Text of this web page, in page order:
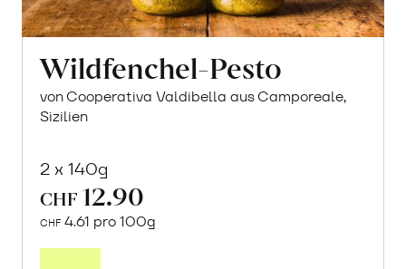
Wildfenchel-Pesto
von Cooperativa Valdibella aus Camporeale,
Sizilien
2 x 140g
CHF 12.90
CHF 4.61 pro 100g